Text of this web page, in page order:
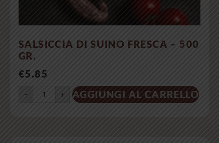
SALSICCIA DI SUINO FRESCA – 500
GR.
€5.85
- + AGGIUNGI AL CARRELLO